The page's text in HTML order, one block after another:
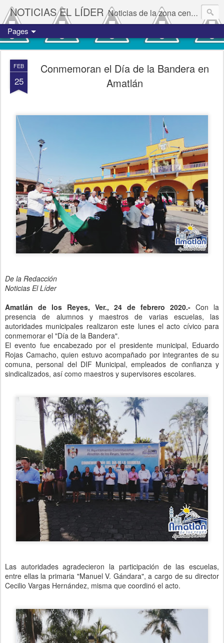
NOTICIAS EL LÍDER Noticias de la zona centro del estado de Veracruz.
Pages
FEB
25
Conmemoran el Día de la Bandera en
Amatlán
De la Redacción
Noticias El Líder
Amatlán de los Reyes, Ver., 24 de febrero 2020.- Con la
presencia de alumnos y maestros de varias escuelas, las
autoridades municipales realizaron este lunes el acto cívico para
conmemorar el "Día de la Bandera".
El evento fue encabezado por el presidente municipal, Eduardo
Rojas Camacho, quien estuvo acompañado por integrantes de su
comuna, personal del DIF Municipal, empleados de confianza y
sindicalizados, así como maestros y supervisores escolares.
Las autoridades agradecieron la participación de las escuelas,
entre ellas la primaria "Manuel V. Gándara", a cargo de su director
Cecilio Vargas Hernández, misma que coordinó el acto.